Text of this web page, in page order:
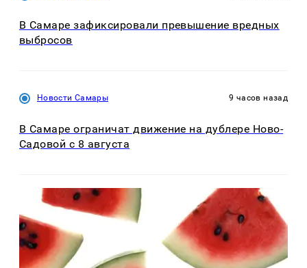
В Самаре зафиксировали превышение вредных
выбросов
Новости Самары 9 часов назад
В Самаре ограничат движение на дублере Ново-
Садовой с 8 августа